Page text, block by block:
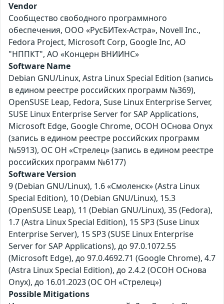
Vendor
Сообщество свободного программного
обеспечения, ООО «РусБИТех-Астра», Novell Inc.,
Fedora Project, Microsoft Corp, Google Inc, АО
"НППКТ", АО «Концерн ВНИИНС»
Software Name
Debian GNU/Linux, Astra Linux Special Edition (запись
в едином реестре российских программ №369),
OpenSUSE Leap, Fedora, Suse Linux Enterprise Server,
SUSE Linux Enterprise Server for SAP Applications,
Microsoft Edge, Google Chrome, ОСОН ОСнова Оnyx
(запись в едином реестре российских программ
№5913), ОС ОН «Стрелец» (запись в едином реестре
российских программ №6177)
Software Version
9 (Debian GNU/Linux), 1.6 «Смоленск» (Astra Linux
Special Edition), 10 (Debian GNU/Linux), 15.3
(OpenSUSE Leap), 11 (Debian GNU/Linux), 35 (Fedora),
1.7 (Astra Linux Special Edition), 15 SP3 (Suse Linux
Enterprise Server), 15 SP3 (SUSE Linux Enterprise
Server for SAP Applications), до 97.0.1072.55
(Microsoft Edge), до 97.0.4692.71 (Google Chrome), 4.7
(Astra Linux Special Edition), до 2.4.2 (ОСОН ОСнова
Оnyx), до 16.01.2023 (ОС ОН «Стрелец»)
Possible Mitigations